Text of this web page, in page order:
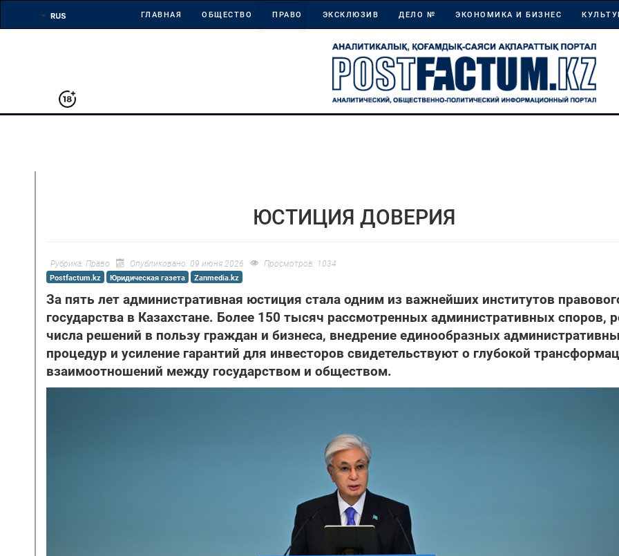
ГЛАВНАЯ ОБЩЕСТВО ПРАВО ЭКСКЛЮЗИВ ДЕЛО № ЭКОНОМИКА И БИЗНЕС
ЮСТИЦИЯ ДОВЕРИЯ
Рубрика: Право Опубликовано: 09 июня 2026 Просмотров: 1034
Postfactum.kz Юридическая газета Zanmedia.kz
За пять лет административная юстиция стала одним из важнейших институтов
государства в Казахстане. Более 150 тысяч рассмотренных административных споров,
числа решений в пользу граждан и бизнеса, внедрение единообразных
процедур и усиление гарантий для инвесторов свидетельствуют о глубокой
взаимоотношений между государством и обществом.